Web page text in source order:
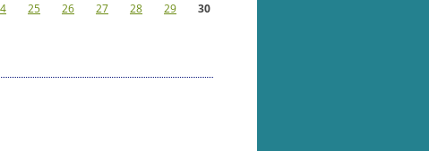
25 26 27 28 29 30